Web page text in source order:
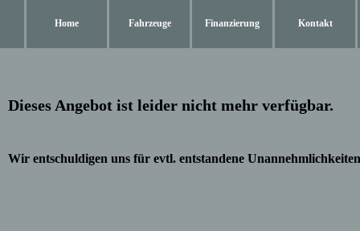
Home Fahrzeuge Finanzierung Kontakt
Dieses Angebot ist leider nicht mehr verfügbar.
Wir entschuldigen uns für evtl. entstandene